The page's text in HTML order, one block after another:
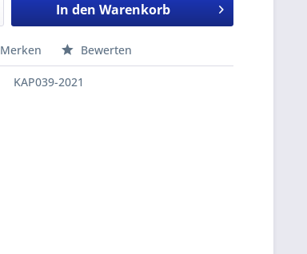
In den Warenkorb
Merken Bewerten
KAP039-2021